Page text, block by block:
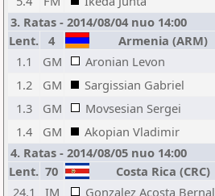
3. Ratas - 2014/08/04 nuo 14:00
Lent.
4 Armenia (ARM)
1.1
GM Aronian Levon
1.2
GM Sargissian Gabriel
1.3
GM Movsesian Sergei
1.4
GM Akopian Vladimir
4. Ratas - 2014/08/05 nuo 14:00
Lent. 70 Costa Rica (CRC)
24.1
IM Gonzalez Acosta Bernal